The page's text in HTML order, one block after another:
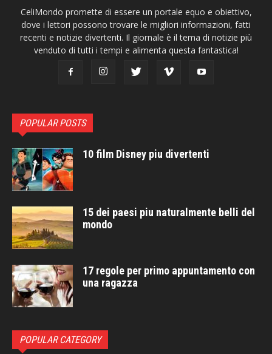
CeliMondo promette di essere un portale equo e obiettivo,
dove i lettori possono trovare le migliori informazioni, fatti
recenti e notizie divertenti. Il giornale è il tema di notizie più
venduto di tutti i tempi e alimenta questa fantastica!
POPULAR POSTS
10 film Disney piu divertenti
15 dei paesi piu naturalmente belli del
mondo
17 regole per primo appuntamento con
una ragazza
POPULAR CATEGORY